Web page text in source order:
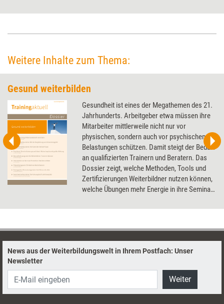
Weitere Inhalte zum Thema:
Gesund weiterbilden
Gesundheit ist eines der Megathemen des 21.
Jahrhunderts. Arbeitgeber etwa müssen ihre
Mitarbeiter mittlerweile nicht nur vor
physischen, sondern auch vor psychischen
Belastungen schützen. Damit steigt der Bedarf
an qualifizierten Trainern und Beratern. Das
Dossier zeigt, welche Methoden, Tools und
Zertifizierungen Weiterbildner nutzen können,
welche Übungen mehr Energie in ihre Seminar
News aus der Weiterbildungswelt in Ihrem Postfach: Unser
Newsletter
Weiter